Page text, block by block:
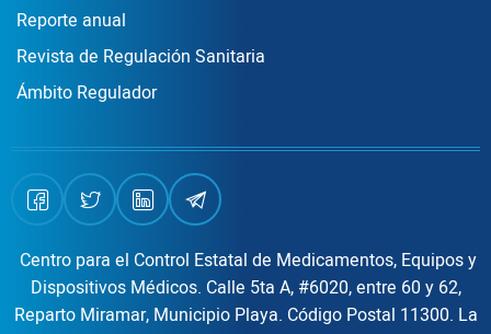
Reporte anual
Revista de Regulación Sanitaria
Ámbito Regulador
Centro para el Control Estatal de Medicamentos, Equipos y
Dispositivos Médicos. Calle 5ta A, #6020, entre 60 y 62,
Reparto Miramar, Municipio Playa. Código Postal 11300. La